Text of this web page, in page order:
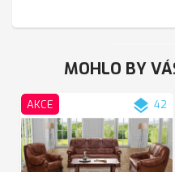
MOHLO BY
AKCE layers 42